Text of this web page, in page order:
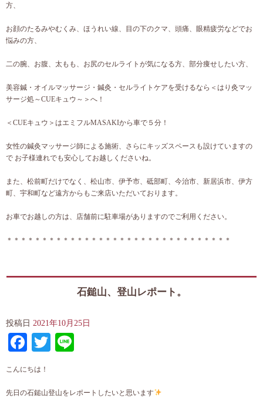
方、
お顔のたるみやむくみ、ほうれい線、目の下のクマ、頭痛、眼精疲労などでお
悩みの方、
二の腕、お腹、太もも、お尻のセルライトが気になる方、部分痩せしたい方、
美容鍼・オイルマッサージ・鍼灸・セルライトケアを受けるなら＜はり灸マッ
サージ処～CUEキュウ～＞へ！
＜CUEキュウ＞はエミフルMASAKIから車で５分！
女性の鍼灸マッサージ師による施術、さらにキッズスペースも設けていますの
で お子様連れでも安心してお越しくださいね。
また、松前町だけでなく、松山市、伊予市、砥部町、今治市、新居浜市、伊方
町、宇和町など遠方からもご来店いただいております。
お車でお越しの方は、店舗前に駐車場がありますのでご利用ください。
＊＊＊＊＊＊＊＊＊＊＊＊＊＊＊＊＊＊＊＊＊＊＊＊＊＊＊＊＊＊＊＊
石鎚山、登山レポート。
投稿日 2021年10月25日
Facebook
Twitter
こんにちは！
先日の石鎚山登山をレポートしたいと思います